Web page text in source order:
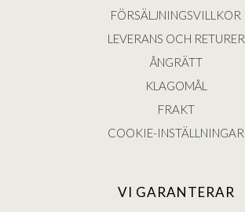
FÖRSÄLJNINGSVILLKOR
LEVERANS OCH RETURER
ÅNGRÄTT
KLAGOMÅL
FRAKT
COOKIE-INSTÄLLNINGAR
VI GARANTERAR